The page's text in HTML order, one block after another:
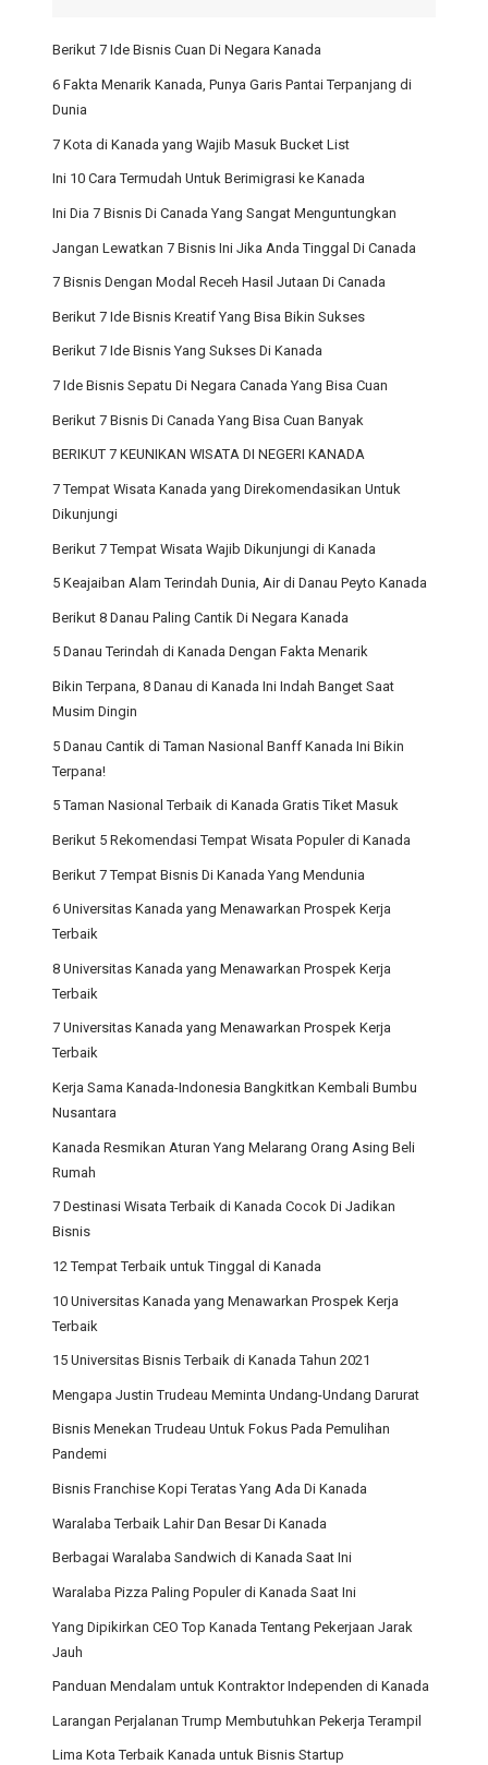
Berikut 7 Ide Bisnis Cuan Di Negara Kanada
6 Fakta Menarik Kanada, Punya Garis Pantai Terpanjang di
Dunia
7 Kota di Kanada yang Wajib Masuk Bucket List
Ini 10 Cara Termudah Untuk Berimigrasi ke Kanada
Ini Dia 7 Bisnis Di Canada Yang Sangat Menguntungkan
Jangan Lewatkan 7 Bisnis Ini Jika Anda Tinggal Di Canada
7 Bisnis Dengan Modal Receh Hasil Jutaan Di Canada
Berikut 7 Ide Bisnis Kreatif Yang Bisa Bikin Sukses
Berikut 7 Ide Bisnis Yang Sukses Di Kanada
7 Ide Bisnis Sepatu Di Negara Canada Yang Bisa Cuan
Berikut 7 Bisnis Di Canada Yang Bisa Cuan Banyak
BERIKUT 7 KEUNIKAN WISATA DI NEGERI KANADA
7 Tempat Wisata Kanada yang Direkomendasikan Untuk
Dikunjungi
Berikut 7 Tempat Wisata Wajib Dikunjungi di Kanada
5 Keajaiban Alam Terindah Dunia, Air di Danau Peyto Kanada
Berikut 8 Danau Paling Cantik Di Negara Kanada
5 Danau Terindah di Kanada Dengan Fakta Menarik
Bikin Terpana, 8 Danau di Kanada Ini Indah Banget Saat
Musim Dingin
5 Danau Cantik di Taman Nasional Banff Kanada Ini Bikin
Terpana!
5 Taman Nasional Terbaik di Kanada Gratis Tiket Masuk
Berikut 5 Rekomendasi Tempat Wisata Populer di Kanada
Berikut 7 Tempat Bisnis Di Kanada Yang Mendunia
6 Universitas Kanada yang Menawarkan Prospek Kerja
Terbaik
8 Universitas Kanada yang Menawarkan Prospek Kerja
Terbaik
7 Universitas Kanada yang Menawarkan Prospek Kerja
Terbaik
Kerja Sama Kanada-Indonesia Bangkitkan Kembali Bumbu
Nusantara
Kanada Resmikan Aturan Yang Melarang Orang Asing Beli
Rumah
7 Destinasi Wisata Terbaik di Kanada Cocok Di Jadikan
Bisnis
12 Tempat Terbaik untuk Tinggal di Kanada
10 Universitas Kanada yang Menawarkan Prospek Kerja
Terbaik
15 Universitas Bisnis Terbaik di Kanada Tahun 2021
Mengapa Justin Trudeau Meminta Undang-Undang Darurat
Bisnis Menekan Trudeau Untuk Fokus Pada Pemulihan
Pandemi
Bisnis Franchise Kopi Teratas Yang Ada Di Kanada
Waralaba Terbaik Lahir Dan Besar Di Kanada
Berbagai Waralaba Sandwich di Kanada Saat Ini
Waralaba Pizza Paling Populer di Kanada Saat Ini
Yang Dipikirkan CEO Top Kanada Tentang Pekerjaan Jarak
Jauh
Panduan Mendalam untuk Kontraktor Independen di Kanada
Larangan Perjalanan Trump Membutuhkan Pekerja Terampil
Lima Kota Terbaik Kanada untuk Bisnis Startup